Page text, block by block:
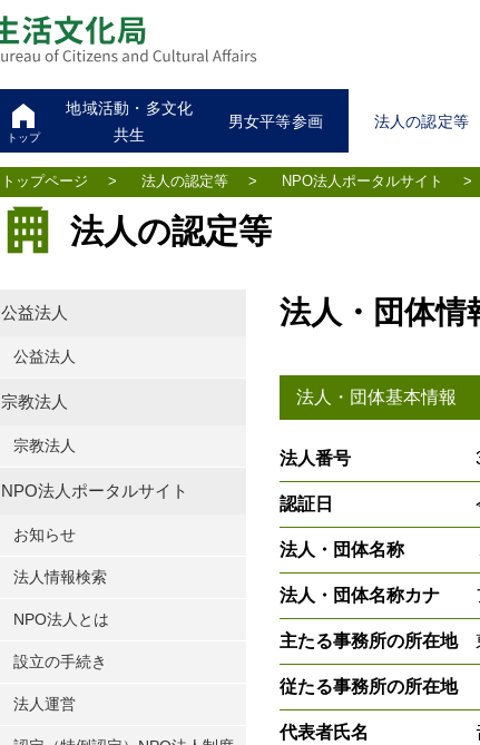
トップ
地域活動・多文化
共生
男女平等参画 法人の認定等
トップページ > 法人の認定等 > NPO法人ポータルサイト >
法人の認定等
法人・団体情
法人・団体基本情報
法人番号
認証日
法人・団体名称
法人・団体名称カナ
主たる事務所の所在地
従たる事務所の所在地
代表者氏名
公益法人
公益法人
宗教法人
宗教法人
NPO法人ポータルサイト
お知らせ
法人情報検索
NPO法人とは
設立の手続き
法人運営